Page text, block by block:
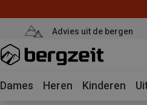
Advies uit de bergen
Dames Heren Kinderen